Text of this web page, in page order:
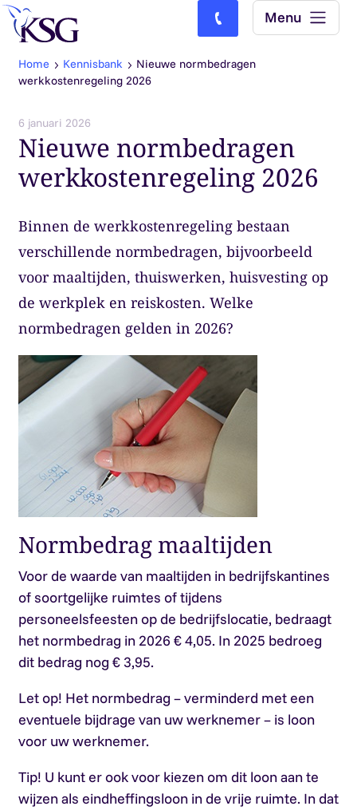
Skip to content
Bel ons: (0)77-4740000
Menu
Home Kennisbank
Nieuwe normbedragen
werkkostenregeling 2026
6 januari 2026
Nieuwe normbedragen
werkkostenregeling 2026
Binnen de werkkostenregeling bestaan
verschillende normbedragen, bijvoorbeeld
voor maaltijden, thuiswerken, huisvesting op
de werkplek en reiskosten. Welke
normbedragen gelden in 2026?
Normbedrag maaltijden
Voor de waarde van maaltijden in bedrijfskantines
of soortgelijke ruimtes of tijdens
personeelsfeesten op de bedrijfslocatie, bedraagt
het normbedrag in 2026 € 4,05. In 2025 bedroeg
dit bedrag nog € 3,95.
Let op! Het normbedrag – verminderd met een
eventuele bijdrage van uw werknemer – is loon
voor uw werknemer.
Tip! U kunt er ook voor kiezen om dit loon aan te
wijzen als eindheffingsloon in de vrije ruimte. In dat